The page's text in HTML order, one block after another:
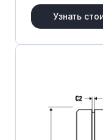
Узнать